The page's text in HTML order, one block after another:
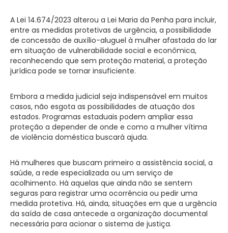
A Lei 14.674/2023 alterou a Lei Maria da Penha para incluir,
entre as medidas protetivas de urgência, a possibilidade
de concessão de auxílio-aluguel à mulher afastada do lar
em situação de vulnerabilidade social e econômica,
reconhecendo que sem proteção material, a proteção
jurídica pode se tornar insuficiente.
Embora a medida judicial seja indispensável em muitos
casos, não esgota as possibilidades de atuação dos
estados. Programas estaduais podem ampliar essa
proteção a depender de onde e como a mulher vítima
de violência doméstica buscará ajuda.
Há mulheres que buscam primeiro a assistência social, a
saúde, a rede especializada ou um serviço de
acolhimento. Há aquelas que ainda não se sentem
seguras para registrar uma ocorrência ou pedir uma
medida protetiva. Há, ainda, situações em que a urgência
da saída de casa antecede a organização documental
necessária para acionar o sistema de justiça.